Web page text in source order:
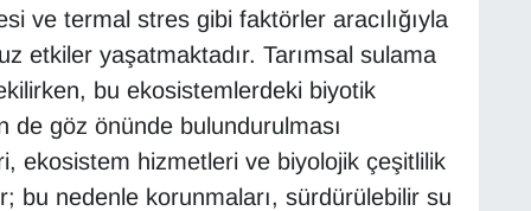
ve termal stres gibi faktörler aracılığıyla
etkiler yaşatmaktadır. Tarımsal sulama
bu ekosistemlerdeki biyotik
de göz önünde bulundurulması
ekosistem hizmetleri ve biyolojik çeşitlilik
bu nedenle korunmaları, sürdürülebilir su